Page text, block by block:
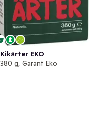
Kikärter EKO
380 g, Garant Eko